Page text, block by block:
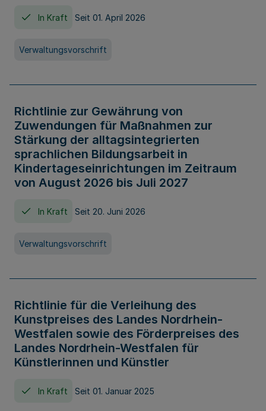
In Kraft Seit 01. April 2026
Verwaltungsvorschrift
Richtlinie zur Gewährung von
Zuwendungen für Maßnahmen zur
Stärkung der alltagsintegrierten
sprachlichen Bildungsarbeit in
Kindertageseinrichtungen im Zeitraum
von August 2026 bis Juli 2027
In Kraft Seit 20. Juni 2026
Verwaltungsvorschrift
Richtlinie für die Verleihung des
Kunstpreises des Landes Nordrhein-
Westfalen sowie des Förderpreises des
Landes Nordrhein-Westfalen für
Künstlerinnen und Künstler
In Kraft Seit 01. Januar 2025